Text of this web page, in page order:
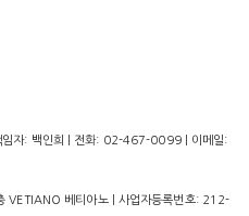
임자: 백인희 | 전화: 02-467-0099 | 이메일:
VETIANO 베티아노 | 사업자등록번호: 212-